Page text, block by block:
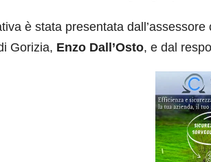
è stata presentata
Gorizia, Enzo Dall’Osto, e dal